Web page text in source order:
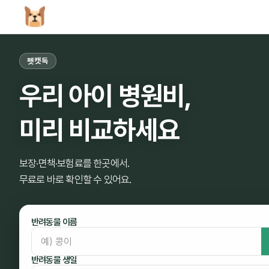
펫캣독
우리 아이 병원비,
미리 비교하세요
보장·면책·보험료를 한곳에서.
무료로 바로 확인할 수 있어요.
반려동물 이름
반려동물 생일